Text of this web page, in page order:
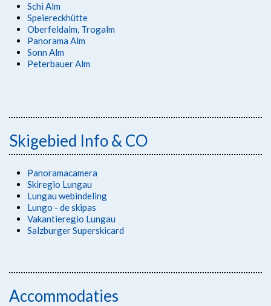
Schi Alm
Speiereckhütte
Oberfeldalm, Trogalm
Panorama Alm
Sonn Alm
Peterbauer Alm
Skigebied Info & CO
Panoramacamera
Skiregio Lungau
Lungau webindeling
Lungo - de skipas
Vakantieregio Lungau
Salzburger Superskicard
Accommodaties